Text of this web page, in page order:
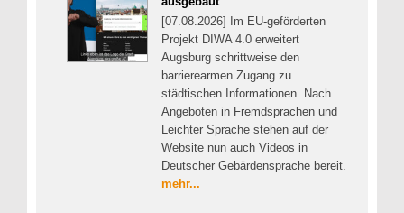
[07.08.2026] Im EU-geförderten
Projekt DIWA 4.0 erweitert
Augsburg schrittweise den
barrierearmen Zugang zu
städtischen Informationen. Nach
Angeboten in Fremdsprachen und
Leichter Sprache stehen auf der
Website nun auch Videos in
Deutscher Gebärdensprache bereit.
mehr...